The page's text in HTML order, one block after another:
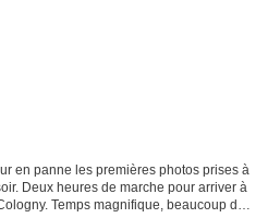
en panne les premières photos prises à
Deux heures de marche pour arriver à
Temps magnifique, beaucoup de